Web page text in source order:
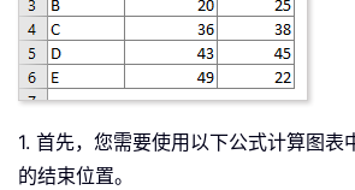
1. 首先，您需要使用以下公式计算图表
的结束位置。